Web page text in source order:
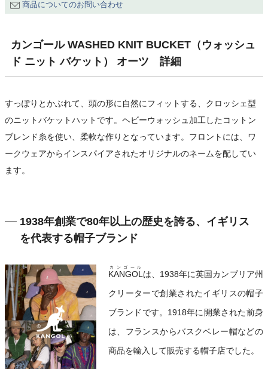
商品についてのお問い合わせ
カンゴール WASHED KNIT BUCKET（ウォッシュ
ド ニット バケット） オーツ 詳細
すっぽりとかぶれて、頭の形に自然にフィットする、クロッシェ型
のニットバケットハットです。ヘビーウォッシュ加工したコットン
ブレンド糸を使い、柔軟な作りとなっています。フロントには、ワ
ークウェアからインスパイアされたオリジナルのネームを配してい
ます。
1938年創業で80年以上の歴史を誇る、イギリス
を代表する帽子ブランド
KANGOL
カンゴール
は、1938年に英国カンブリア州
クリーターで創業されたイギリスの帽子
ブランドです。1918年に開業された前身
は、フランスからバスクベレー帽などの
商品を輸入して販売する帽子店でした。